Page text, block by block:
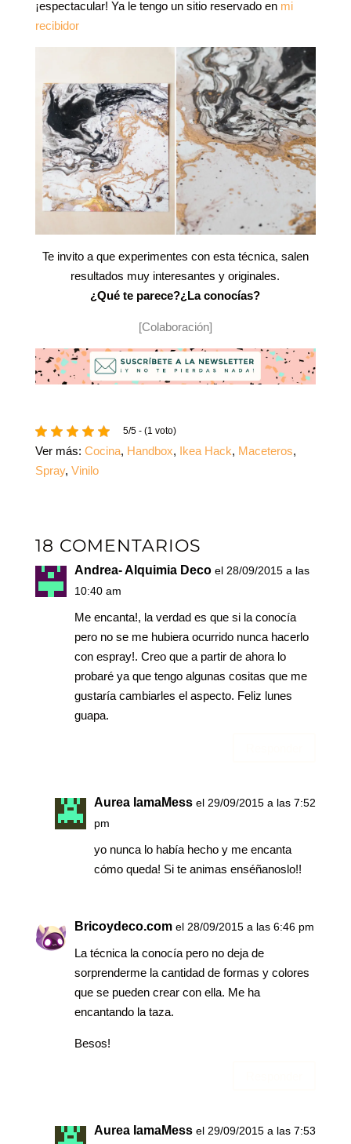
¡espectacular! Ya le tengo un sitio reservado en mi
recibidor
Te invito a que experimentes con esta técnica, salen
resultados muy interesantes y originales.
¿Qué te parece?¿La conocías?
[Colaboración]
5/5 - (1 voto)
Ver más: Cocina, Handbox, Ikea Hack, Maceteros,
Spray, Vinilo
18 COMENTARIOS
Andrea- Alquimia Deco el 28/09/2015 a las
10:40 am
Me encanta!, la verdad es que si la conocía
pero no se me hubiera ocurrido nunca hacerlo
con espray!. Creo que a partir de ahora lo
probaré ya que tengo algunas cositas que me
gustaría cambiarles el aspecto. Feliz lunes
guapa.
Aurea IamaMess el 29/09/2015 a las 7:52
pm
yo nunca lo había hecho y me encanta
cómo queda! Si te animas enséñanoslo!!
Bricoydeco.com el 28/09/2015 a las 6:46 pm
La técnica la conocía pero no deja de
sorprenderme la cantidad de formas y colores
que se pueden crear con ella. Me ha
encantando la taza.
Besos!
Aurea IamaMess el 29/09/2015 a las 7:53